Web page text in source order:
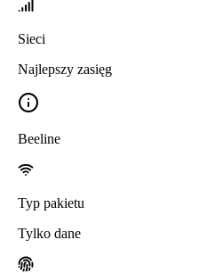
Sieci
Najlepszy zasięg
Beeline
Typ pakietu
Tylko dane